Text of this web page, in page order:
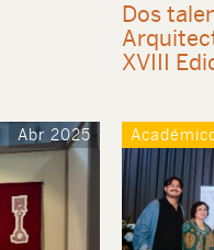
Dos
XVIII
Abr 2025